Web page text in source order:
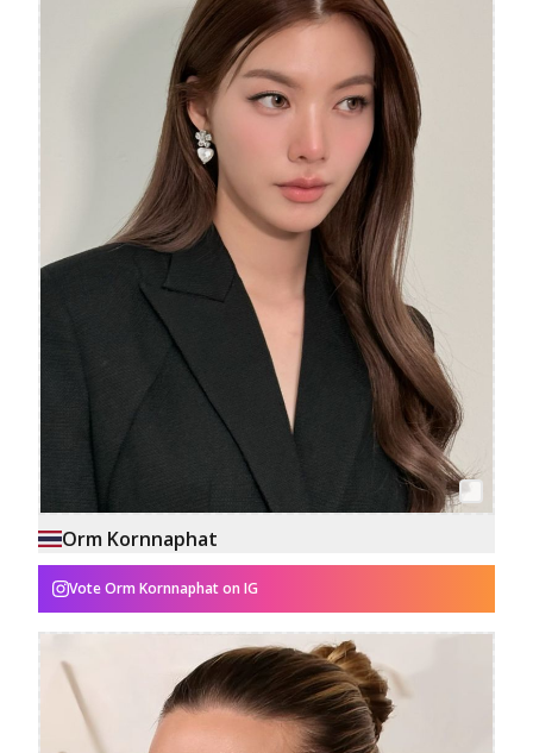
Orm Kornnaphat
VoteOrm Kornnaphaton IG